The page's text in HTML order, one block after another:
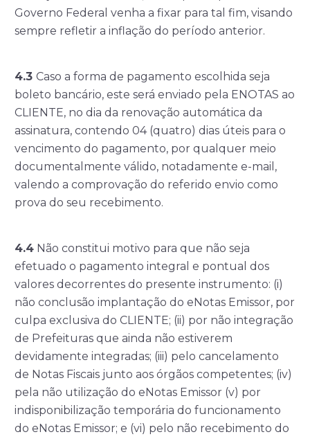
Governo Federal venha a fixar para tal fim, visando
sempre refletir a inflação do período anterior.
4.3 Caso a forma de pagamento escolhida seja
boleto bancário, este será enviado pela ENOTAS ao
CLIENTE, no dia da renovação automática da
assinatura, contendo 04 (quatro) dias úteis para o
vencimento do pagamento, por qualquer meio
documentalmente válido, notadamente e-mail,
valendo a comprovação do referido envio como
prova do seu recebimento.
4.4 Não constitui motivo para que não seja
efetuado o pagamento integral e pontual dos
valores decorrentes do presente instrumento: (i)
não conclusão implantação do eNotas Emissor, por
culpa exclusiva do CLIENTE; (ii) por não integração
de Prefeituras que ainda não estiverem
devidamente integradas; (iii) pelo cancelamento
de Notas Fiscais junto aos órgãos competentes; (iv)
pela não utilização do eNotas Emissor (v) por
indisponibilização temporária do funcionamento
do eNotas Emissor; e (vi) pelo não recebimento do